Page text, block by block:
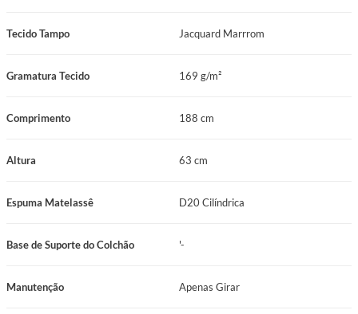
Hotel Comfort Force (128x188x63cm)
Categoria: Conjunto Box
Tamanho: Viúva
Espuma do Estofamento 1: D33
Pillow: Flat
Tecido Tampo Jacquard Marrrom
Gramatura Tecido 169 g/m²
Comprimento 188 cm
Altura 63 cm
Espuma Matelassê D20 Cilíndrica
Base de Suporte do Colchão '-
Manutenção Apenas Girar